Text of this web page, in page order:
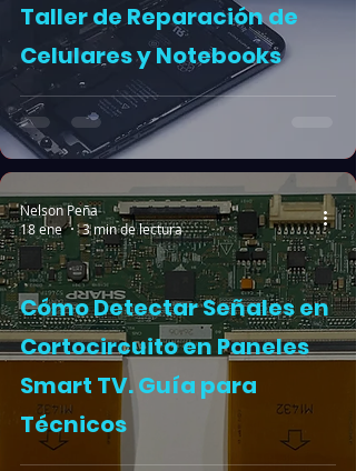
Taller de Reparación de
Celulares y Notebooks
Cómo Detectar Señales en
Cortocircuito en Paneles
Smart TV. Guía para
Técnicos
Nelson Peña
18 ene
3 min de lectura